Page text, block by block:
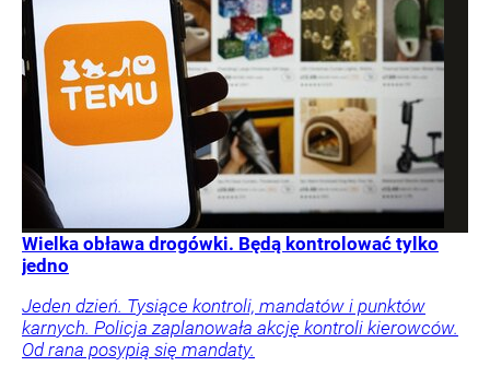
Wielka obława drogówki. Będą kontrolować tylko
jedno
Jeden dzień. Tysiące kontroli, mandatów i punktów
karnych. Policja zaplanowała akcję kontroli kierowców.
Od rana posypią się mandaty.